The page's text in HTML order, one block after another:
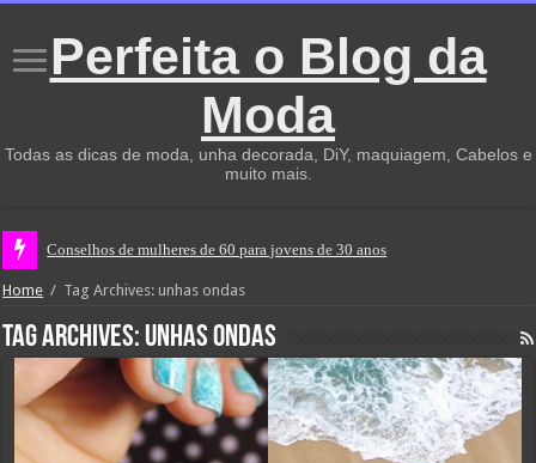
Perfeita o Blog da
Moda
Todas as dicas de moda, unha decorada, DiY, maquiagem, Cabelos e
muito mais.
Conselhos de mulheres de 60 para jovens de 30 anos
Home / Tag Archives: unhas ondas
Tag Archives: unhas ondas